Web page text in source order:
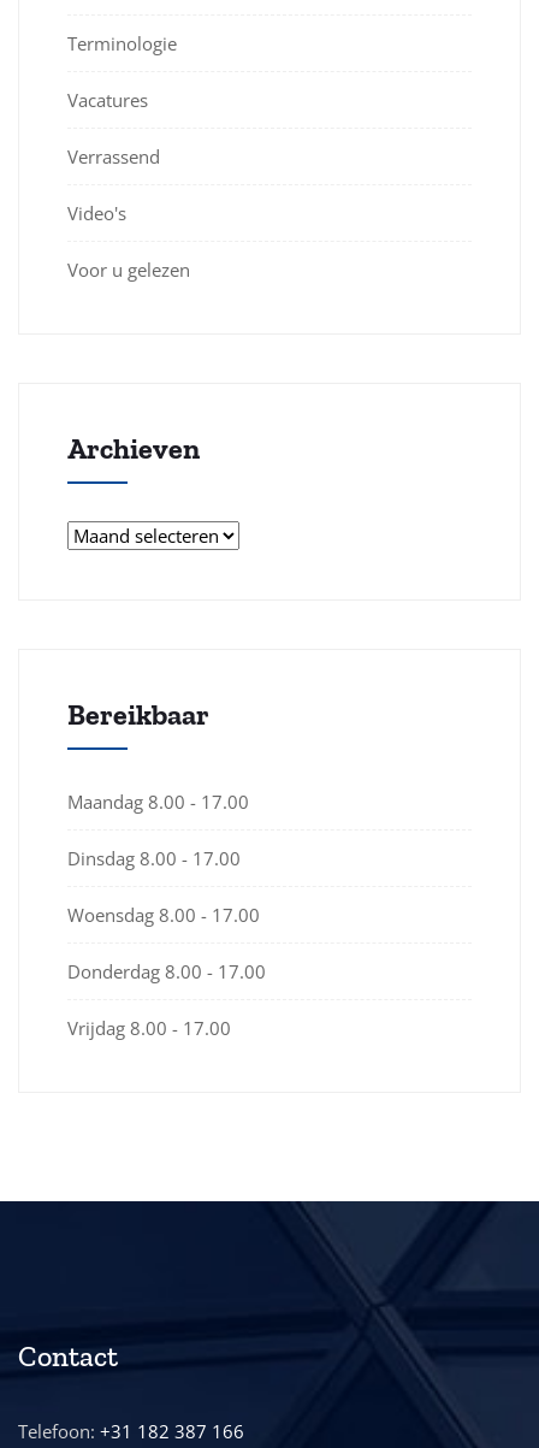
Terminologie
Vacatures
Verrassend
Video's
Voor u gelezen
Archieven
Archieven
Bereikbaar
Maandag 8.00 - 17.00
Dinsdag 8.00 - 17.00
Woensdag 8.00 - 17.00
Donderdag 8.00 - 17.00
Vrijdag 8.00 - 17.00
Contact
Telefoon: +31 182 387 166